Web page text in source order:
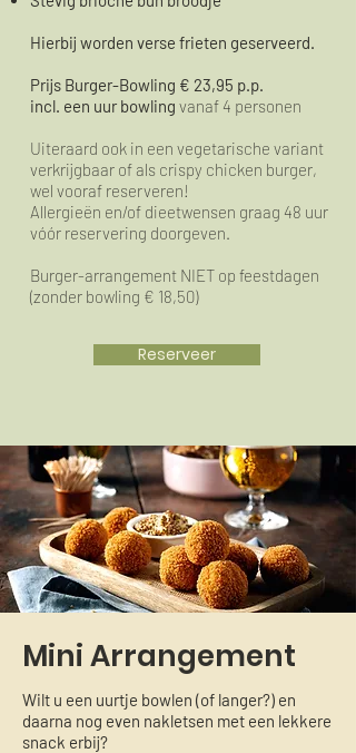
Reserveer
Hierbij worden verse frieten geserveerd.
Prijs Burger-Bowling € 23,95 p.p.
incl. een uur bowling vanaf 4 personen
Uiteraard ook in een vegetarische variant
verkrijgbaar of als crispy chicken burger,
wel vooraf reserveren!
Allergieën en/of dieetwensen graag 48 uur
vóór reservering doorgeven.
Burger-arrangement NIET op feestdagen
(zonder bowling € 18,50)
Mini Arrangement
Wilt u een uurtje bowlen (of langer?) en
daarna nog even nakletsen met een lekkere
snack erbij?